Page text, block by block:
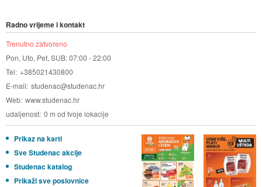
Radno vrijeme i kontakt
Trenutno zatvoreno
Pon, Uto, Pet, SUB: 07:00 - 22:00
Tel +385021430800
E-mail studenac@studenac.hr
Web www.studenac.hr
udaljenost 0 m od tvoje lokacije
Prikaz na karti
Sve Studenac akcije
Studenac katalog
Prikaži sve poslovnice